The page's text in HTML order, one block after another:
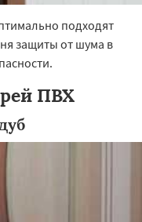
подходят
защиты от шума в
ПВХ
данных